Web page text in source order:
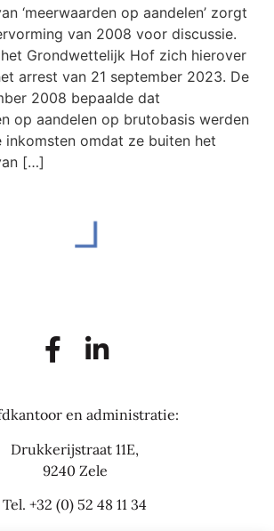
‘meerwaarden op aandelen’ zorgt
van 2008 voor discussie.
Grondwettelijk Hof zich hierover
arrest van 21 september 2023. De
2008 bepaalde dat
op aandelen op brutobasis werden
inkomsten omdat ze buiten het
[…]
en administratie:
Drukkerijstraat 11E,
9240 Zele
Tel. +32 (0) 52 48 11 34